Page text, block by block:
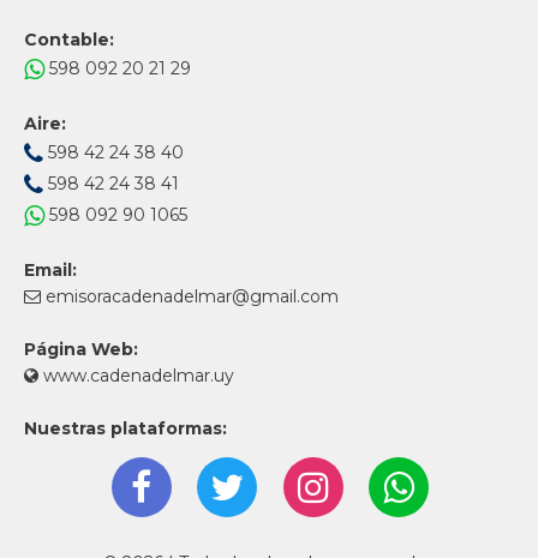
Contable:
598 092 20 21 29
Aire:
598 42 24 38 40
598 42 24 38 41
598 092 90 1065
Email:
emisoracadenadelmar@gmail.com
Página Web:
www.cadenadelmar.uy
Nuestras plataformas: